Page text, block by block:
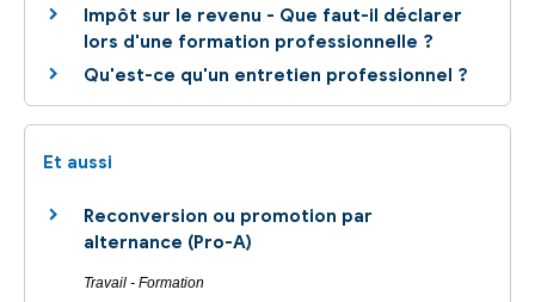
Impôt sur le revenu - Que faut-il déclarer
lors d'une formation professionnelle ?
Qu'est-ce qu'un entretien professionnel ?
Et aussi
Reconversion ou promotion par
alternance (Pro-A)
Travail - Formation